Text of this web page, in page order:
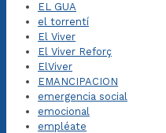
EL GUA
el torrentí
El Viver
El Viver Reforç
ElViver
EMANCIPACION
emergencia social
emocional
empléate